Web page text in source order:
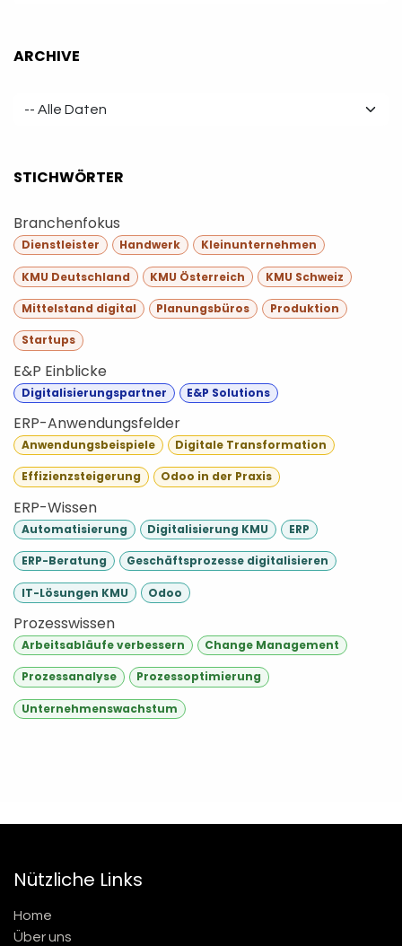
ARCHIVE
STICHWÖRTER
Branchenfokus
Dienstleister Handwerk Kleinunternehmen
KMU Deutschland KMU Österreich KMU Schweiz
Mittelstand digital Planungsbüros Produktion
Startups
E&P Einblicke
Digitalisierungspartner E&P Solutions
ERP-Anwendungsfelder
Anwendungsbeispiele Digitale Transformation
Effizienzsteigerung Odoo in der Praxis
ERP-Wissen
Automatisierung Digitalisierung KMU ERP
ERP-Beratung Geschäftsprozesse digitalisieren
IT-Lösungen KMU Odoo
Prozesswissen
Arbeitsabläufe verbessern Change Management
Prozessanalyse Prozessoptimierung
Unternehmenswachstum
Nützliche Links
Home
Über uns